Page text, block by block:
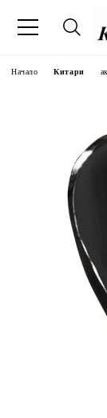
Начало Китари